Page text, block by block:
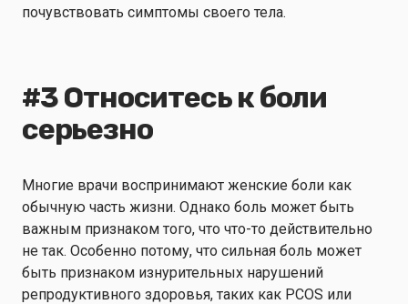
почувствовать симптомы своего тела.
#3 Относитесь к боли
серьезно
Многие врачи воспринимают женские боли как
обычную часть жизни. Однако боль может быть
важным признаком того, что что-то действительно
не так. Особенно потому, что сильная боль может
быть признаком изнурительных нарушений
репродуктивного здоровья, таких как PCOS или